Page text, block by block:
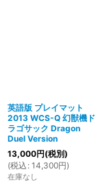
英語版 プレイマット
2013 WCS-Q 幻獣機ド
ラゴサック Dragon
Duel Version
13,000円(税別)
(税込 : 14,300円)
在庫なし